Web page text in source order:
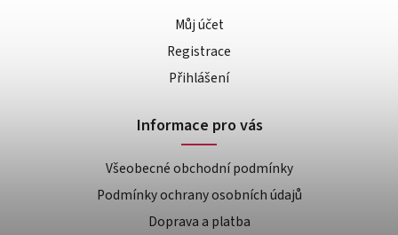
Můj účet
Registrace
Přihlášení
Informace pro vás
Všeobecné obchodní podmínky
Podmínky ochrany osobních údajů
Doprava a platba